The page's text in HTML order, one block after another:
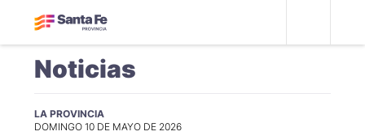
Noticias
LA PROVINCIA
DOMINGO 10 DE MAYO DE 2026